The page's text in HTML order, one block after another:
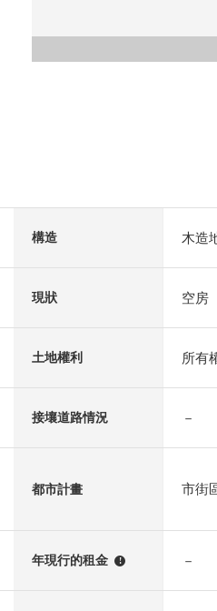
構造 木造
現狀 空房
土地權利 所有
接壤道路情況 －
都市計畫 市街
年現行的租金 ! －